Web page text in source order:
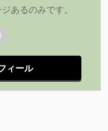
あるのみです。
ィール